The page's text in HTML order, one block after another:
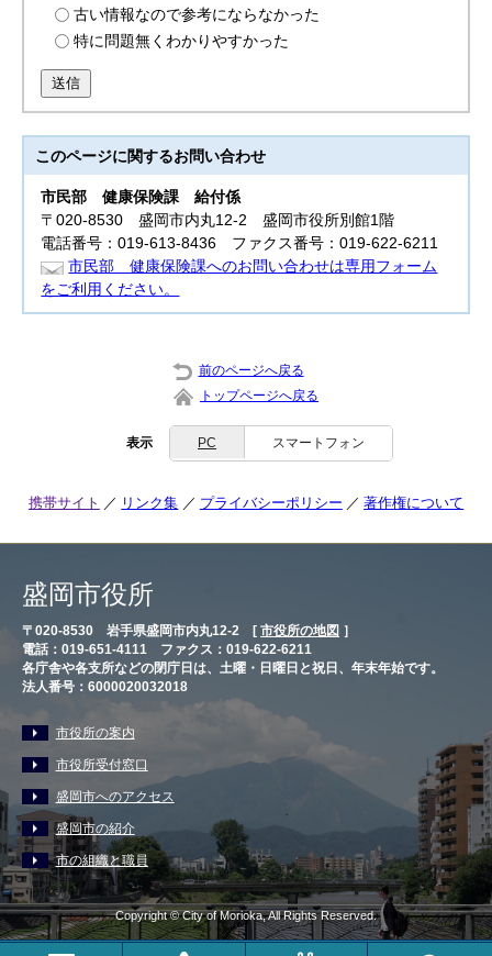
古い情報なので参考にならなかった
特に問題無くわかりやすかった
送信
このページに関するお問い合わせ
市民部健康保険課 給付係
〒020-8530 盛岡市内丸12-2 盛岡市役所別館1階
電話番号：019-613-8436 ファクス番号：019-622-6211
市民部 健康保険課へのお問い合わせは専用フォーム
をご利用ください。
前のページへ戻る
トップページへ戻る
表示 PC スマートフォン
携帯サイト リンク集 プライバシーポリシー 著作権について
盛岡市役所
〒020-8530 岩手県盛岡市内丸12-2 [ 市役所の地図 ］
電話：019-651-4111 ファクス：019-622-6211
各庁舎や各支所などの閉庁日は、土曜・日曜日と祝日、年末年始です。
法人番号：6000020032018
市役所の案内
市役所受付窓口
盛岡市へのアクセス
盛岡市の紹介
市の組織と職員
Copyright © City of Morioka, All Rights Reserved.